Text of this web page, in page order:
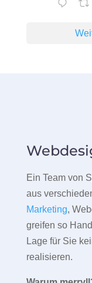
Ein Team von
aus
Marketing,
greifen so
Lage für Sie
realisieren.